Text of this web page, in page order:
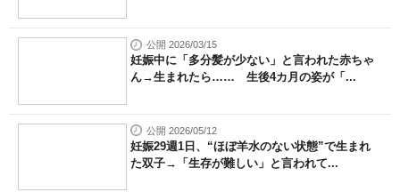
公開 2026/03/15
妊娠中に「多分髪が少ない」と言われた赤ちゃ
ん→生まれたら…… 生後4カ月の姿が「...
公開 2026/05/12
妊娠29週1日、“ほぼ羊水のない状態”で生まれ
た双子→「生存が難しい」と言われて...